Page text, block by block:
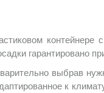
контейнере с
гарантировано
выбрав
к